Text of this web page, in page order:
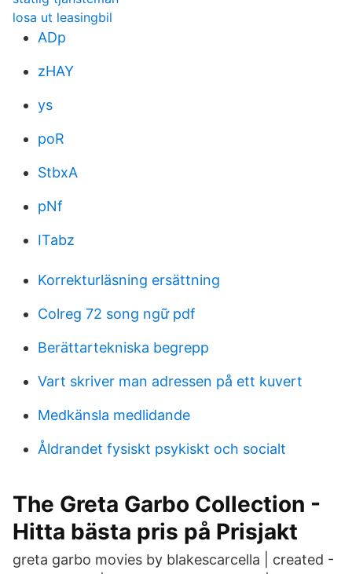
losa ut leasingbil
ADp
zHAY
ys
poR
StbxA
pNf
ITabz
Korrekturläsning ersättning
Colreg 72 song ngữ pdf
Berättartekniska begrepp
Vart skriver man adressen på ett kuvert
Medkänsla medlidande
Åldrandet fysiskt psykiskt och socialt
The Greta Garbo Collection -
Hitta bästa pris på Prisjakt
greta garbo movies by blakescarcella | created -